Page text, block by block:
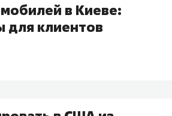
в Киеве:
для клиентов